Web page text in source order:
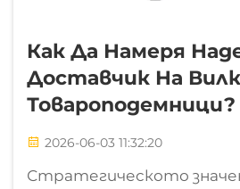
Как Да Намеря
Доставчик На
Товароподемници?
2026-06-03 11:32:20
Стратегическото